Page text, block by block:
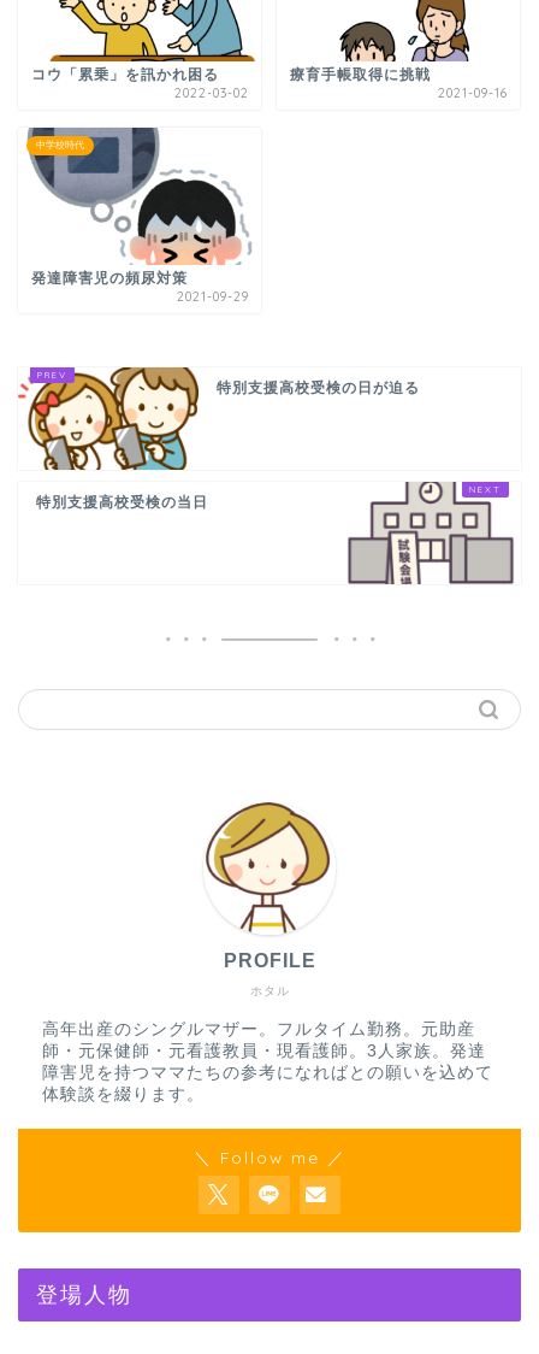
コウ「累乗」を訊かれ困る
2022-03-02
療育手帳取得に挑戦
2021-09-16
中学校時代
発達障害児の頻尿対策
2021-09-29
特別支援高校受検の日が迫る
特別支援高校受検の当日
ホタル
PROFILE
高年出産のシングルマザー。フルタイム勤務。元助産
師・元保健師・元看護教員・現看護師。3人家族。発達
障害児を持つママたちの参考になればとの願いを込めて
体験談を綴ります。
＼ Follow me ／
登場人物